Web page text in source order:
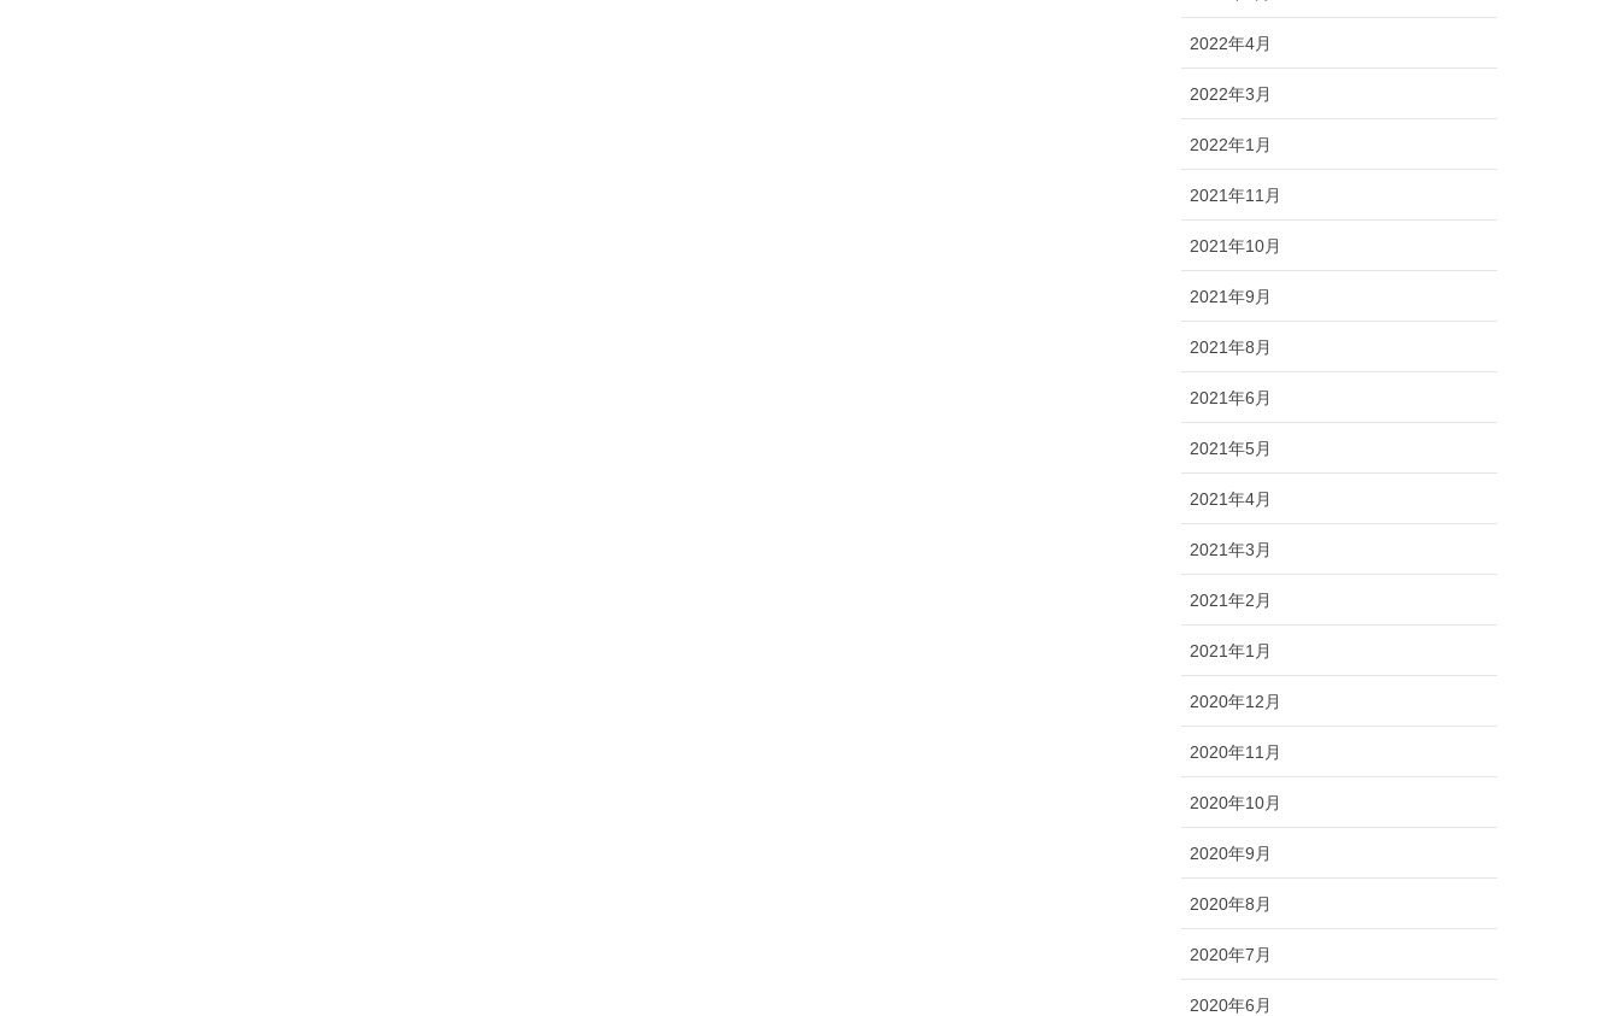
2022年4月
2022年3月
2022年1月
2021年11月
2021年10月
2021年9月
2021年8月
2021年6月
2021年5月
2021年4月
2021年3月
2021年2月
2021年1月
2020年12月
2020年11月
2020年10月
2020年9月
2020年8月
2020年7月
2020年6月